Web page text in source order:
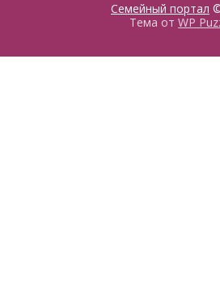
Семейный портал
Тема от WP